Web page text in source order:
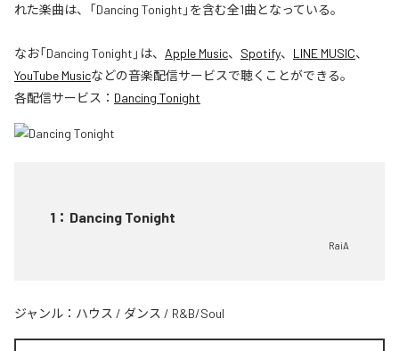
れた楽曲は、「Dancing Tonight」を含む全1曲となっている。
なお「Dancing Tonight 」は、 Apple Music、 Spotify、 LINE MUSIC、
YouTube Musicなどの音楽配信サービスで聴くことができる。
各配信サービス： Dancing Tonight
1 ： Dancing Tonight
RaiA
ジャンル： ハウス / ダンス / R&B/Soul